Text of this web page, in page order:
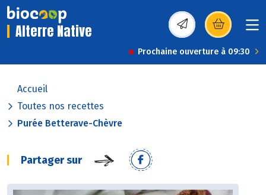
Alterre Native (s’ouvre dans une
Prochaine ouverture à 09:30
Accueil
Toutes nos recettes
Purée Betterave-Chèvre
Partager sur